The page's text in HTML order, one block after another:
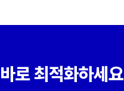
로 최적화하세요